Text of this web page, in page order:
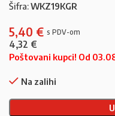
Šifra:WKZ19KGR
5,40 €
4,32 €
Poštovani kupci! Od
Na zalihi